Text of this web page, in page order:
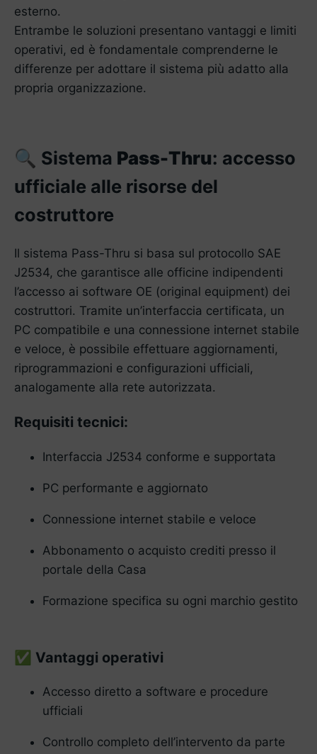
esterno.
Entrambe le soluzioni presentano vantaggi e limiti
operativi, ed è fondamentale comprenderne le
differenze per adottare il sistema più adatto alla
propria organizzazione.
🔍 Sistema Pass-Thru: accesso
ufficiale alle risorse del
costruttore
Il sistema Pass-Thru si basa sul protocollo SAE
J2534, che garantisce alle officine indipendenti
l’accesso ai software OE (original equipment) dei
costruttori. Tramite un’interfaccia certificata, un
PC compatibile e una connessione internet stabile
e veloce, è possibile effettuare aggiornamenti,
riprogrammazioni e configurazioni ufficiali,
analogamente alla rete autorizzata.
Requisiti tecnici:
Interfaccia J2534 conforme e supportata
PC performante e aggiornato
Connessione internet stabile e veloce
Abbonamento o acquisto crediti presso il
portale della Casa
Formazione specifica su ogni marchio gestito
✅ Vantaggi operativi
Accesso diretto a software e procedure
ufficiali
Controllo completo dell’intervento da parte